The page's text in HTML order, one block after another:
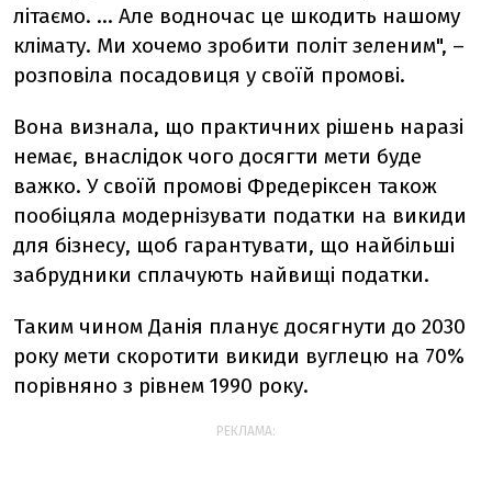
літаємо. … Але водночас це шкодить нашому
клімату. Ми хочемо зробити політ зеленим", –
розповіла посадовиця у своїй промові.
Вона визнала, що практичних рішень наразі
немає, внаслідок чого досягти мети буде
важко. У своїй промові Фредеріксен також
пообіцяла модернізувати податки на викиди
для бізнесу, щоб гарантувати, що найбільші
забрудники сплачують найвищі податки.
Таким чином Данія планує досягнути до 2030
року мети скоротити викиди вуглецю на 70%
порівняно з рівнем 1990 року.
РЕКЛАМА: